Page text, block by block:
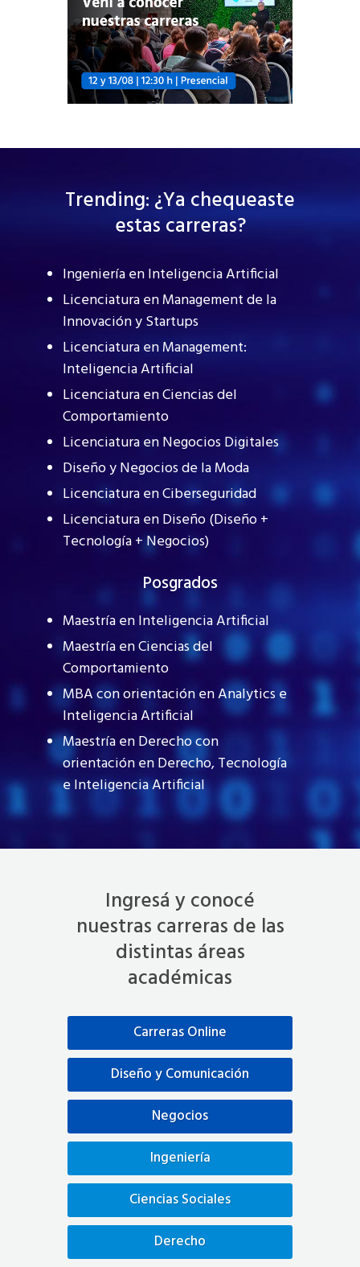
Trending: ¿Ya chequeaste
estas carreras?
Ingeniería en Inteligencia Artificial
Licenciatura en Management de la
Innovación y Startups
Licenciatura en Management:
Inteligencia Artificial
Licenciatura en Ciencias del
Comportamiento
Licenciatura en Negocios Digitales
Diseño y Negocios de la Moda
Licenciatura en Ciberseguridad
Licenciatura en Diseño (Diseño +
Tecnología + Negocios)
Posgrados
Maestría en Inteligencia Artificial
Maestría en Ciencias del
Comportamiento
MBA con orientación en Analytics e
Inteligencia Artificial
Maestría en Derecho con
orientación en Derecho, Tecnología
e Inteligencia Artificial
Ingresá y conocé
nuestras carreras de las
distintas áreas
académicas
Carreras Online
Diseño y Comunicación
Negocios
Ingeniería
Ciencias Sociales
Derecho